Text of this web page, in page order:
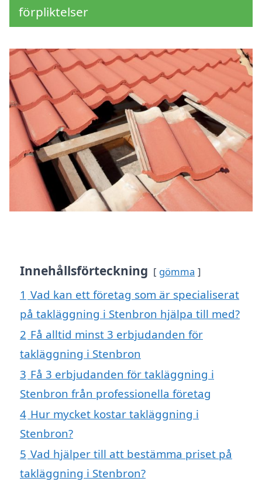
förpliktelser
Innehållsförteckning gömma
1 Vad kan ett företag som är specialiserat
på takläggning i Stenbron hjälpa till med?
2 Få alltid minst 3 erbjudanden för
takläggning i Stenbron
3 Få 3 erbjudanden för takläggning i
Stenbron från professionella företag
4 Hur mycket kostar takläggning i
Stenbron?
5 Vad hjälper till att bestämma priset på
takläggning i Stenbron?